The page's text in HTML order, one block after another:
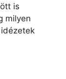
is
milyen